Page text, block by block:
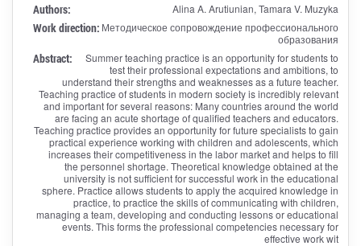
Authors: Alina A. Arutiunian, Tamara V. Muzyka
Work direction: Методическое сопровождение профессионального
образования
Abstract:
Summer teaching practice is an opportunity for students to
test their professional expectations and ambitions, to
understand their strengths and weaknesses as a future teacher.
Teaching practice of students in modern society is incredibly relevant
and important for several reasons: Many countries around the world
are facing an acute shortage of qualified teachers and educators.
Teaching practice provides an opportunity for future specialists to gain
practical experience working with children and adolescents, which
increases their competitiveness in the labor market and helps to fill
the personnel shortage. Theoretical knowledge obtained at the
university is not sufficient for successful work in the educational
sphere. Practice allows students to apply the acquired knowledge in
practice, to practice the skills of communicating with children,
managing a team, developing and conducting lessons or educational
events. This forms the professional competencies necessary for
effective work wit